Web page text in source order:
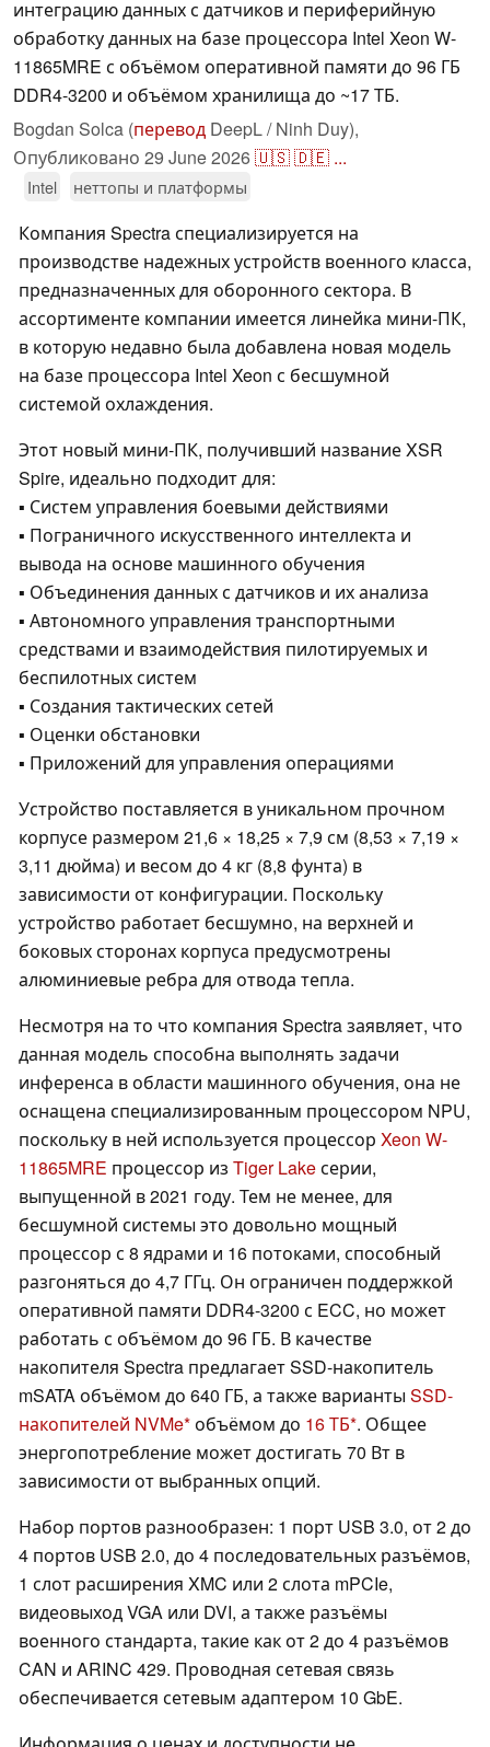
интеграцию данных с датчиков и периферийную
обработку данных на базе процессора Intel Xeon W-
11865MRE с объёмом оперативной памяти до 96 ГБ
DDR4-3200 и объёмом хранилища до ~17 ТБ.
Bogdan Solca (перевод DeepL / Ninh Duy),
Опубликовано 29 June 2026🇺🇸🇩🇪 ...
Intel неттопы и платформы
Компания Spectra специализируется на
производстве надежных устройств военного класса,
предназначенных для оборонного сектора. В
ассортименте компании имеется линейка мини-ПК,
в которую недавно была добавлена новая модель
на базе процессора Intel Xeon с бесшумной
системой охлаждения.
Этот новый мини-ПК, получивший название XSR
Spire, идеально подходит для:
▪ Систем управления боевыми действиями
▪ Пограничного искусственного интеллекта и
вывода на основе машинного обучения
▪ Объединения данных с датчиков и их анализа
▪ Автономного управления транспортными
средствами и взаимодействия пилотируемых и
беспилотных систем
▪ Создания тактических сетей
▪ Оценки обстановки
▪ Приложений для управления операциями
Устройство поставляется в уникальном прочном
корпусе размером 21,6 × 18,25 × 7,9 см (8,53 × 7,19 ×
3,11 дюйма) и весом до 4 кг (8,8 фунта) в
зависимости от конфигурации. Поскольку
устройство работает бесшумно, на верхней и
боковых сторонах корпуса предусмотрены
алюминиевые ребра для отвода тепла.
Несмотря на то что компания Spectra заявляет, что
данная модель способна выполнять задачи
инференса в области машинного обучения, она не
оснащена специализированным процессором NPU,
поскольку в ней используется процессор Xeon W-
11865MRE процессор из Tiger Lakeсерии,
выпущенной в 2021 году. Тем не менее, для
бесшумной системы это довольно мощный
процессор с 8 ядрами и 16 потоками, способный
разгоняться до 4,7 ГГц. Он ограничен поддержкой
оперативной памяти DDR4-3200 с ECC, но может
работать с объёмом до 96 ГБ. В качестве
накопителя Spectra предлагает SSD-накопитель
mSATA объёмом до 640 ГБ, а также варианты SSD-
накопителей NVMe объёмом до 16 ТБ . Общее
энергопотребление может достигать 70 Вт в
зависимости от выбранных опций.
Набор портов разнообразен: 1 порт USB 3.0, от 2 до
4 портов USB 2.0, до 4 последовательных разъёмов,
1 слот расширения XMC или 2 слота mPCIe,
видеовыход VGA или DVI, а также разъёмы
военного стандарта, такие как от 2 до 4 разъёмов
CAN и ARINC 429. Проводная сетевая связь
обеспечивается сетевым адаптером 10 GbE.